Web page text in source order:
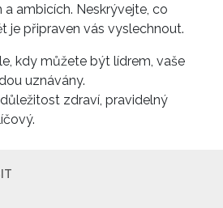
ambicích. Neskrývejte, co
je připraven vás vyslechnout.
kdy můžete být lídrem, vaše
uznávány.
zdraví, pravidelný